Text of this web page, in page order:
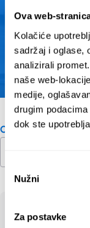
Ova web-
Kolačiće
sadržaj i oglase,
analizirali
naše web-
medije,
drugim
dok ste
Odabir
pristanka
Nužni
Za postavke
kojima se
državu za koju
upute
odabrali.
klikova.
Odaberite državu
Otkrili smo da